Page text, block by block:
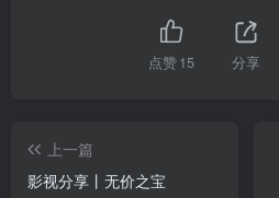
点赞15 分享
上一篇
影视分享丨无价之宝